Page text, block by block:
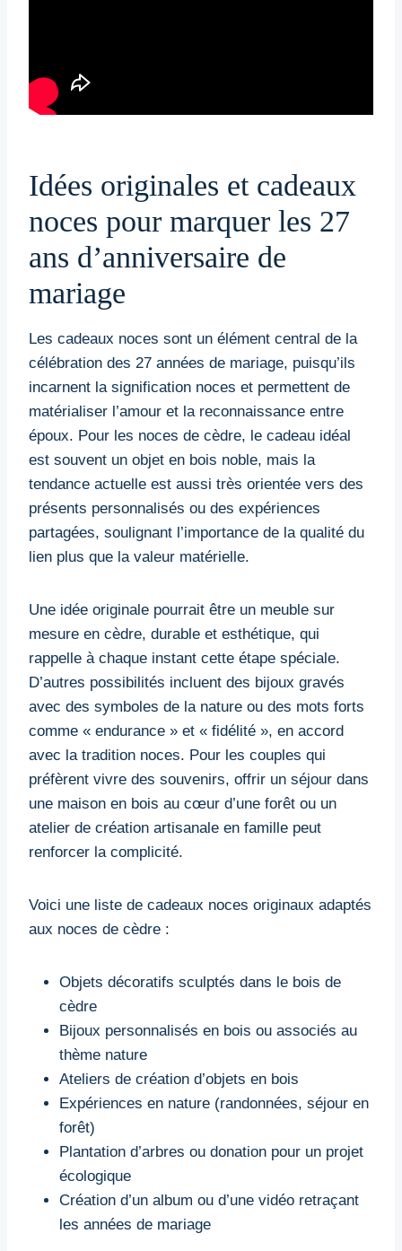
Idées originales et cadeaux
noces pour marquer les 27
ans d’anniversaire de
mariage
Les cadeaux noces sont un élément central de la
célébration des 27 années de mariage, puisqu’ils
incarnent la signification noces et permettent de
matérialiser l’amour et la reconnaissance entre
époux. Pour les noces de cèdre, le cadeau idéal
est souvent un objet en bois noble, mais la
tendance actuelle est aussi très orientée vers des
présents personnalisés ou des expériences
partagées, soulignant l’importance de la qualité du
lien plus que la valeur matérielle.
Une idée originale pourrait être un meuble sur
mesure en cèdre, durable et esthétique, qui
rappelle à chaque instant cette étape spéciale.
D’autres possibilités incluent des bijoux gravés
avec des symboles de la nature ou des mots forts
comme « endurance » et « fidélité », en accord
avec la tradition noces. Pour les couples qui
préfèrent vivre des souvenirs, offrir un séjour dans
une maison en bois au cœur d’une forêt ou un
atelier de création artisanale en famille peut
renforcer la complicité.
Voici une liste de cadeaux noces originaux adaptés
aux noces de cèdre :
Objets décoratifs sculptés dans le bois de
cèdre
Bijoux personnalisés en bois ou associés au
thème nature
Ateliers de création d’objets en bois
Expériences en nature (randonnées, séjour en
forêt)
Plantation d’arbres ou donation pour un projet
écologique
Création d’un album ou d’une vidéo retraçant
les années de mariage